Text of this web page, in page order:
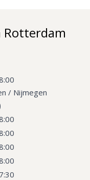
Rotterdam
/ Nijmegen